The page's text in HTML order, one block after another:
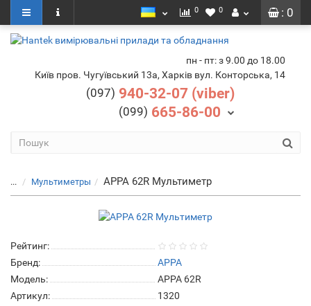
: 0
0 0
пн - пт: з 9.00 до 18.00
Київ пров. Чугуївський 13а, Харків вул. Конторська, 14
(097) 940-32-07 (viber)
(099) 665-86-00
... Мультиметры APPA 62R Мультиметр
Рейтинг:
Бренд:
APPA
Модель:
APPA 62R
Артикул:
1320